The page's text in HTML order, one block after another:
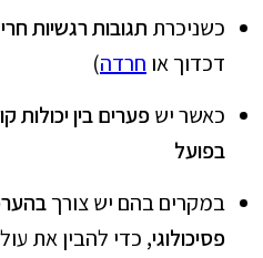
כשניכרת תגובות רגשיות
דכדוך או חרדה)
כאשר ישפערים בין יכולות
בפועל
במקרים בהם יש צורך
פסיכולוגי, כדי להבין את